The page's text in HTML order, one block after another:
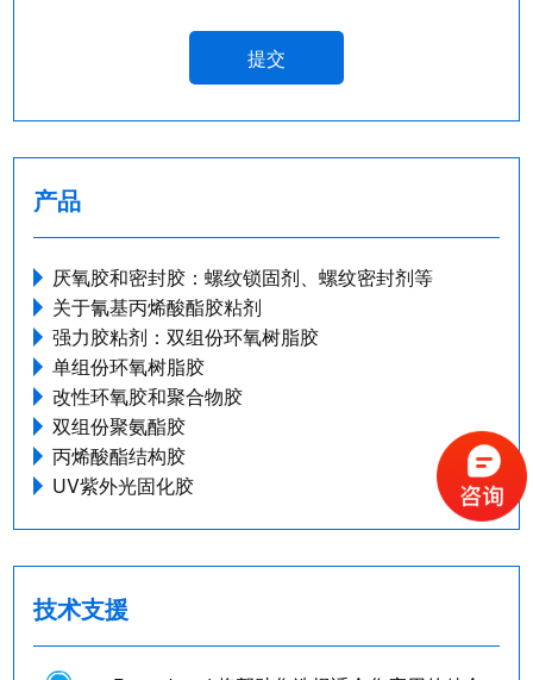
提交
产品
厌氧胶和密封胶：螺纹锁固剂、螺纹密封剂等
关于氰基丙烯酸酯胶粘剂
强力胶粘剂：双组份环氧树脂胶
单组份环氧树脂胶
改性环氧胶和聚合物胶
双组份聚氨酯胶
丙烯酸酯结构胶
UV紫外光固化胶
技术支援